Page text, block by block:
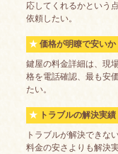
応してくれるかという
依頼したい。
価格が明瞭で安いか
鍵屋の料金詳細は、現
格を電話確認、最も安
たい。
トラブルの解決実績
トラブルが解決できな
料金の安さよりも解決